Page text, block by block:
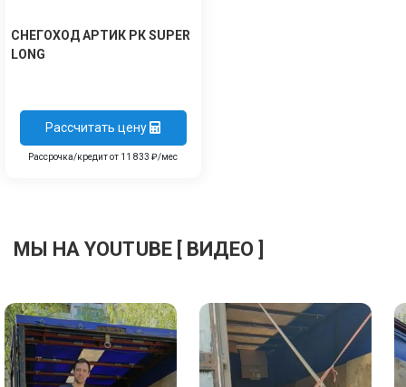
СНЕГОХОД АРТИК РК SUPER
LONG
Рассчитать цену
Рассрочка/кредит от 11 833 ₽/мес
МЫ НА YOUTUBE [ ВИДЕО ]